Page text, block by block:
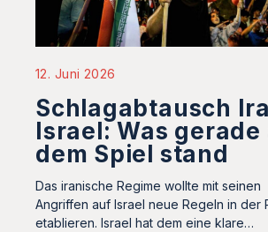
12. Juni 2026
Schlagabtausch
Israel: Was gerade
dem Spiel stand
Das iranische Regime wollte mit seinen
Angriffen auf Israel neue Regeln in der
etablieren. Israel hat dem eine klare…